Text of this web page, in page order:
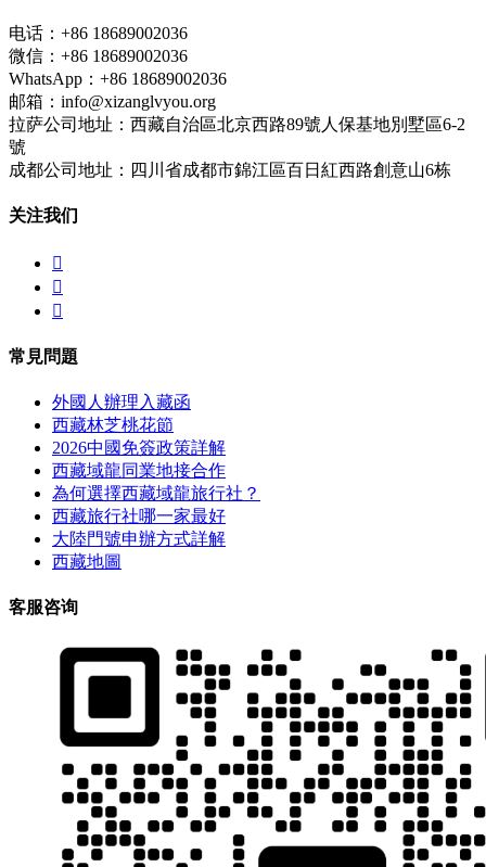
电话：+86 18689002036
微信：+86 18689002036
WhatsApp：+86 18689002036
邮箱：info@xizanglvyou.org
拉萨公司地址：西藏自治區北京西路89號人保基地別墅區6-2
號
成都公司地址：四川省成都市錦江區百日紅西路創意山6栋
关注我们



常見問題
外國人辦理入藏函
西藏林芝桃花節
2026中國免簽政策詳解
西藏域龍同業地接合作
為何選擇西藏域龍旅行社？
西藏旅行社哪一家最好
大陸門號申辦方式詳解
西藏地圖
客服咨询